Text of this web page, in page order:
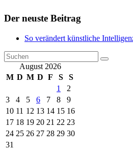
Der neuste Beitrag
So verändert künstliche
August 2026
M D M D F S
S
1
2
3
4 5 6 7 8
9
10 11 12 13 14 15 16
17 18 19 20 21 22 23
24 25 26 27 28 29 30
31